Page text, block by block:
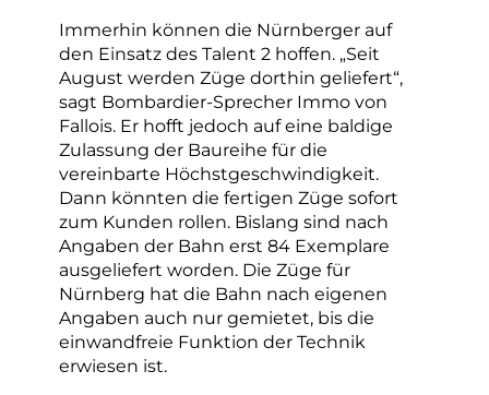
Immerhin können die Nürnberger auf
den Einsatz des Talent 2 hoffen. „Seit
August werden Züge dorthin geliefert“,
sagt Bombardier-Sprecher Immo von
Fallois. Er hofft jedoch auf eine baldige
Zulassung der Baureihe für die
vereinbarte Höchstgeschwindigkeit.
Dann könnten die fertigen Züge sofort
zum Kunden rollen. Bislang sind nach
Angaben der Bahn erst 84 Exemplare
ausgeliefert worden. Die Züge für
Nürnberg hat die Bahn nach eigenen
Angaben auch nur gemietet, bis die
einwandfreie Funktion der Technik
erwiesen ist.